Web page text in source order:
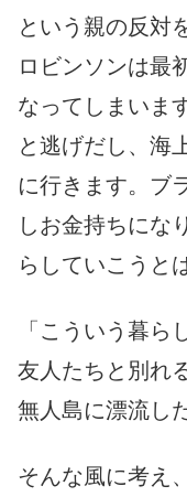
という親の反対
ロビンソンは最
なってしまいま
と逃げだし、海
に行きます。ブ
しお金持ちにな
らしていこうと
「こういう暮ら
友人たちと別れ
無人島に漂流し
そんな風に考え